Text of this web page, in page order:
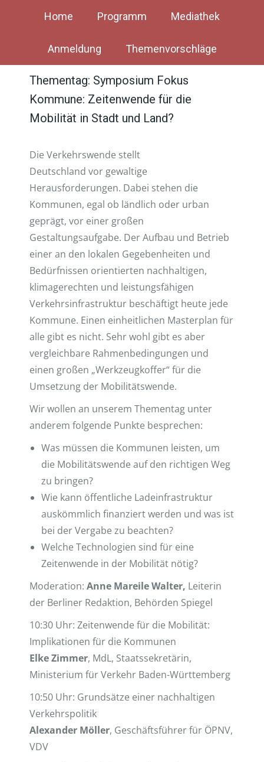
Home Programm Mediathek
Anmeldung Themenvorschläge
Thementag: Symposium Fokus
Kommune: Zeitenwende für die
Mobilität in Stadt und Land?
Die Verkehrswende stellt
Deutschland vor gewaltige
Herausforderungen. Dabei stehen die
Kommunen, egal ob ländlich oder urban
geprägt, vor einer großen
Gestaltungsaufgabe. Der Aufbau und Betrieb
einer an den lokalen Gegebenheiten und
Bedürfnissen orientierten nachhaltigen,
klimagerechten und leistungsfähigen
Verkehrsinfrastruktur beschäftigt heute jede
Kommune. Einen einheitlichen Masterplan für
alle gibt es nicht. Sehr wohl gibt es aber
vergleichbare Rahmenbedingungen und
einen großen „Werkzeugkoffer“ für die
Umsetzung der Mobilitätswende.
Wir wollen an unserem Thementag unter
anderem folgende Punkte besprechen:
Was müssen die Kommunen leisten, um
die Mobilitätswende auf den richtigen Weg
zu bringen?
Wie kann öffentliche Ladeinfrastruktur
auskömmlich finanziert werden und was ist
bei der Vergabe zu beachten?
Welche Technologien sind für eine
Zeitenwende in der Mobilität nötig?
Moderation: Anne Mareile Walter, Leiterin
der Berliner Redaktion, Behörden Spiegel
10:30 Uhr: Zeitenwende für die Mobilität:
Implikationen für die Kommunen
Elke Zimmer, MdL, Staatssekretärin,
Ministerium für Verkehr Baden-Württemberg
10:50 Uhr: Grundsätze einer nachhaltigen
Verkehrspolitik
Alexander Möller, Geschäftsführer für ÖPNV,
VDV